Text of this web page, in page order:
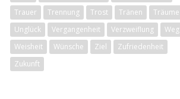
Trauer Trennung Trost Tränen
Träume
Unglück
Vergangenheit Verzweiflung
Weg
Weisheit
Wünsche Ziel
Zufriedenheit
Zukunft